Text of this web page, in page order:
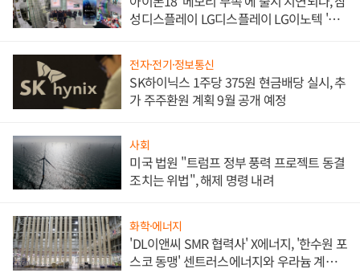
성디스플레이 LG디스플레이 LG이노텍 '탈
전자·전기·정보통신
SK하이닉스 1주당 375원 현금배당 실시, 추
가 주주환원 계획 9월 공개 예정
사회
미국 법원 "트럼프 정부 풍력 프로젝트 동결
조치는 위법", 해제 명령 내려
화학·에너지
'DL이앤씨 SMR 협력사' X에너지, '한수원 포
스코 동맹' 센트러스에너지와 우라늄 계약